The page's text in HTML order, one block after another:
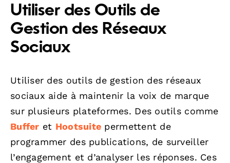
Utiliser des Outils de
Gestion des Réseaux
Sociaux
Utiliser des outils de gestion des réseaux
sociaux aide à maintenir la voix de marque
sur plusieurs plateformes. Des outils comme
Buffer et Hootsuite permettent de
programmer des publications, de surveiller
l’engagement et d’analyser les réponses. Ces